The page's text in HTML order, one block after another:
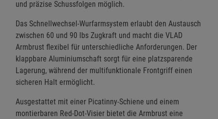
und präzise Schussfolgen möglich.
Das Schnellwechsel-Wurfarmsystem erlaubt den Austausch
zwischen 60 und 90 lbs Zugkraft und macht die VLAD
Armbrust flexibel für unterschiedliche Anforderungen. Der
klappbare Aluminiumschaft sorgt für eine platzsparende
Lagerung, während der multifunktionale Frontgriff einen
sicheren Halt ermöglicht.
Ausgestattet mit einer Picatinny-Schiene und einem
montierbaren Red-Dot-Visier bietet die Armbrust eine